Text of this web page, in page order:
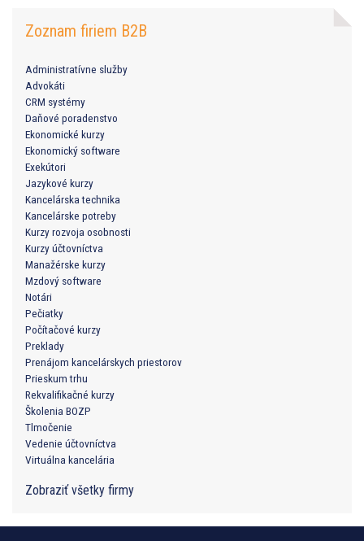
Zoznam firiem B2B
Administratívne služby
Advokáti
CRM systémy
Daňové poradenstvo
Ekonomické kurzy
Ekonomický software
Exekútori
Jazykové kurzy
Kancelárska technika
Kancelárske potreby
Kurzy rozvoja osobnosti
Kurzy účtovníctva
Manažérske kurzy
Mzdový software
Notári
Pečiatky
Počítačové kurzy
Preklady
Prenájom kancelárskych priestorov
Prieskum trhu
Rekvalifikačné kurzy
Školenia BOZP
Tlmočenie
Vedenie účtovníctva
Virtuálna kancelária
Zobraziť všetky firmy